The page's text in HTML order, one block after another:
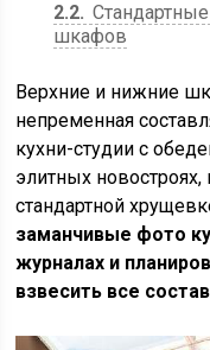
2.2
шкафов
Верхние и нижние
непременная
кухни-студии с
элитных
стандартной
заманчивые фото
журналах и
взвесить все